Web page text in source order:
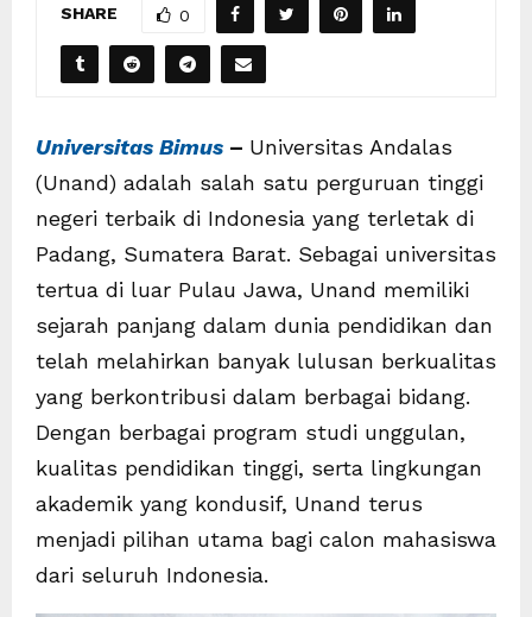
SHARE 0
Universitas Bimus – Universitas Andalas
(Unand) adalah salah satu perguruan tinggi
negeri terbaik di Indonesia yang terletak di
Padang, Sumatera Barat. Sebagai universitas
tertua di luar Pulau Jawa, Unand memiliki
sejarah panjang dalam dunia pendidikan dan
telah melahirkan banyak lulusan berkualitas
yang berkontribusi dalam berbagai bidang.
Dengan berbagai program studi unggulan,
kualitas pendidikan tinggi, serta lingkungan
akademik yang kondusif, Unand terus
menjadi pilihan utama bagi calon mahasiswa
dari seluruh Indonesia.